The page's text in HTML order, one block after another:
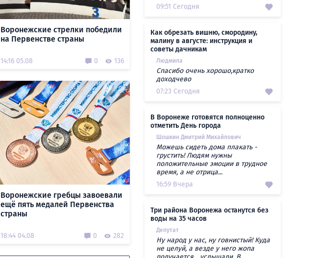
Воронежские стрелки победили
на Первенстве страны
14:16 05.08 0 136
Воронежские гребцы завоевали
ещё пять медалей Первенства
страны
18:44 04.08 0 282
09:51 Сегодня
Как обрезать вишню, смородину,
малину в августе: инструкция и
советы дачникам
Людмила
Спасибо очень хорошо,кратко
доходчево
07:23 Сегодня
В Воронеже готовятся полноценно
отметить День города
Шошкин Дмитрий Михайлович
Можешь сидеть дома плакать -
грустить! Людям нужны
положительные эмоции в трудное
время, а не отрица...
16:59 Вчера
Три района Воронежа останутся без
воды на 35 часов
Депутат
Ну народ у нас, ну говнистый! Куда
не целуй, а везде у него жопа